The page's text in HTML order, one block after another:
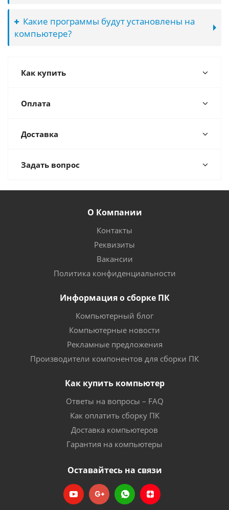
Какие программы будут установлены на
компьютере?
Как купить
Оплата
Доставка
Задать вопрос
О Компании
Контакты
Реквизиты
Вакансии
Политика конфиденциальности
Информация о сборке ПК
Компьютерный блог
Компьютерные новости
Рекламные предложения
Производители компонентов для сборки ПК
Как купить компьютер
Ответы на вопросы – FAQ
Как оплатить сборку ПК
Доставка компьютеров
Гарантия на компьютеры
Оставайтесь на связи